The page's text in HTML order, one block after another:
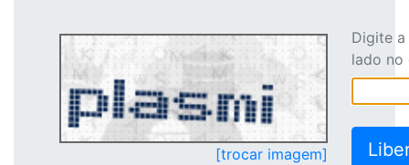
[trocar imagem]
Digite
lado no